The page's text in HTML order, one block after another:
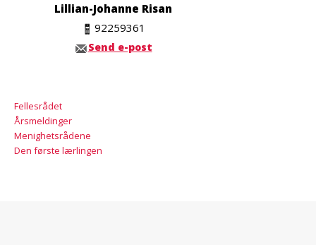
Lillian-Johanne Risan
92259361
Send e-post
Fellesrådet
Årsmeldinger
Menighetsrådene
Den første lærlingen